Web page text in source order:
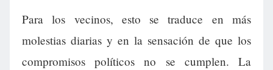
Para los vecinos, esto se traduce en más
molestias diarias y en la sensación de que los
compromisos políticos no se cumplen. La